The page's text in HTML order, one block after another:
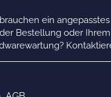
ein
Bestellung oder